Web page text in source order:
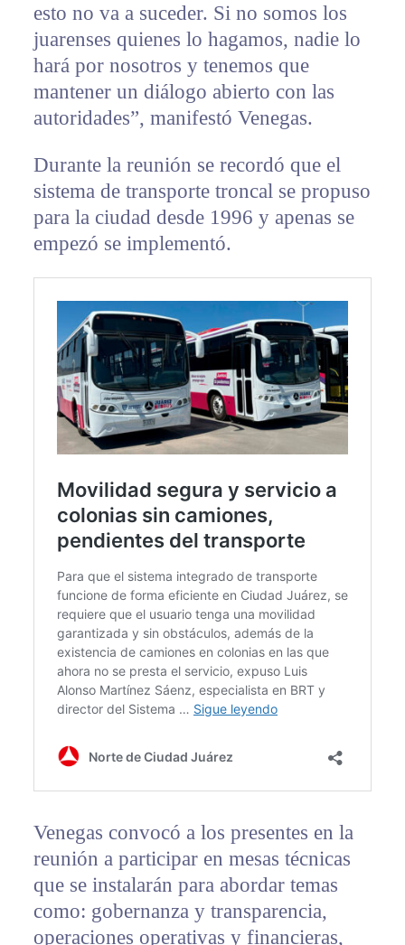
esto no va a suceder. Si no somos los
juarenses quienes lo hagamos, nadie lo
hará por nosotros y tenemos que
mantener un diálogo abierto con las
autoridades”, manifestó Venegas.
Durante la reunión se recordó que el
sistema de transporte troncal se propuso
para la ciudad desde 1996 y apenas se
empezó se implementó.
Venegas convocó a los presentes en la
reunión a participar en mesas técnicas
que se instalarán para abordar temas
como: gobernanza y transparencia,
operaciones operativas y financieras,